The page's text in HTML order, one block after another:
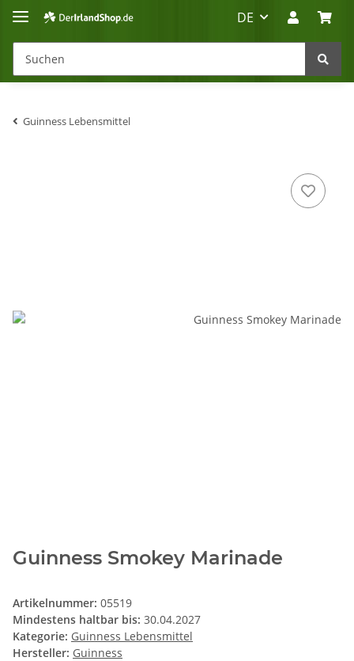
DE
Guinness Lebensmittel
Guinness Smokey Marinade
Artikelnummer: 05519
Mindestens haltbar bis: 30.04.2027
Kategorie: Guinness Lebensmittel
Hersteller: Guinness